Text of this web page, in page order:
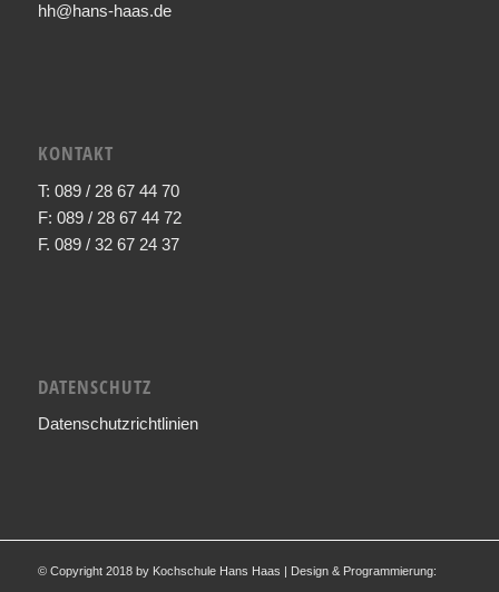
hh@hans-haas.de
KONTAKT
T: 089 / 28 67 44 70
F: 089 / 28 67 44 72
F. 089 / 32 67 24 37
DATENSCHUTZ
Datenschutzrichtlinien
© Copyright 2018 by Kochschule Hans Haas | Design & Programmierung: